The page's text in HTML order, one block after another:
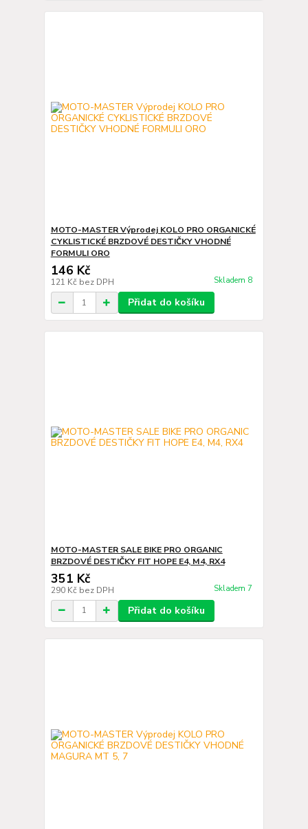
MOTO-MASTER Výprodej KOLO PRO ORGANICKÉ
CYKLISTICKÉ BRZDOVÉ DESTIČKY VHODNÉ
FORMULI ORO
146 Kč
121 Kč bez DPH Skladem 8
Přidat do košíku
MOTO-MASTER SALE BIKE PRO ORGANIC
BRZDOVÉ DESTIČKY FIT HOPE E4, M4, RX4
351 Kč
290 Kč bez DPH Skladem 7
Přidat do košíku